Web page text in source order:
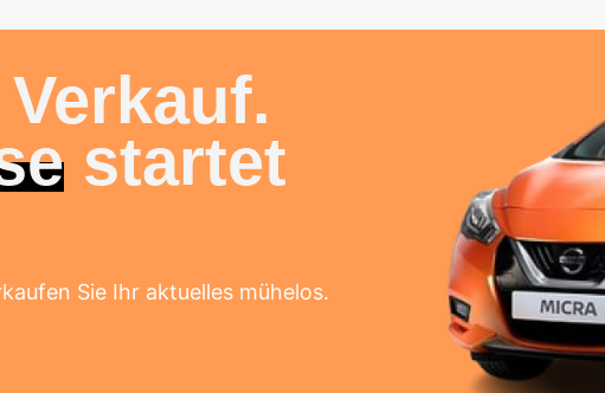
startet
Sie Ihr aktuelles mühelos.